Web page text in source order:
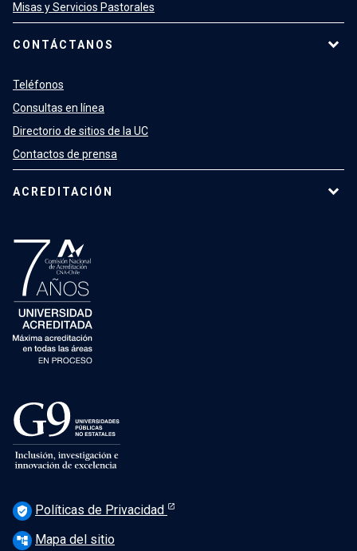
Misas y Servicios Pastorales
CONTÁCTANOS
Teléfonos
Consultas en línea
Directorio de sitios de la UC
Contactos de prensa
ACREDITACIÓN
verified_user Políticas de Privacidad
account_tree Mapa del sitio